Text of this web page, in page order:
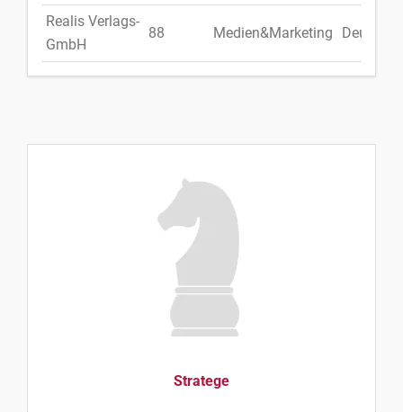
Realis Verlags-
GmbH
88 Medien&Marketing
Stratege